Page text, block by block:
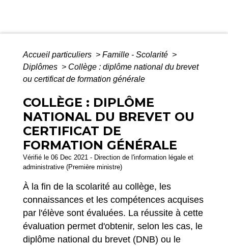
Accueil particuliers > Famille - Scolarité >
Diplômes > Collège : diplôme national du brevet
ou certificat de formation générale
COLLÈGE : DIPLÔME
NATIONAL DU BREVET OU
CERTIFICAT DE
FORMATION GÉNÉRALE
Vérifié le 06 Dec 2021 - Direction de l'information légale et
administrative (Première ministre)
À la fin de la scolarité au collège, les
connaissances et les compétences acquises
par l'élève sont évaluées. La réussite à cette
évaluation permet d'obtenir, selon les cas, le
diplôme national du brevet (DNB) ou le